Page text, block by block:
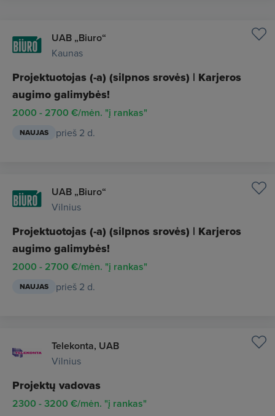
UAB „Biuro“
Kaunas
Projektuotojas (-a) (silpnos srovės) | Karjeros
augimo galimybės!
2000 - 2700 €/mėn. "į rankas"
NAUJAS prieš 2 d.
UAB „Biuro“
Vilnius
Projektuotojas (-a) (silpnos srovės) | Karjeros
augimo galimybės!
2000 - 2700 €/mėn. "į rankas"
NAUJAS prieš 2 d.
Telekonta, UAB
Vilnius
Projektų vadovas
2300 - 3200 €/mėn. "į rankas"